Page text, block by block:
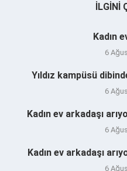
İLGINI
Kadın
6
Yıldız kampüsü
6
Kadın ev arkadaşı
6
Kadın ev arkadaşı
6